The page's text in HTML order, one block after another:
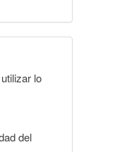
lo
del